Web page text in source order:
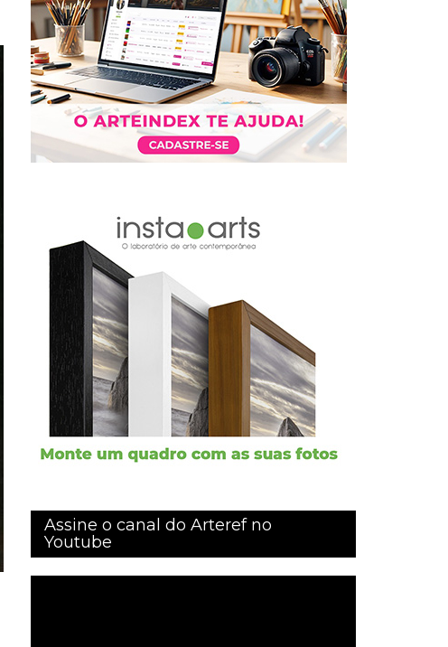
Assine o canal do Arteref no
Youtube